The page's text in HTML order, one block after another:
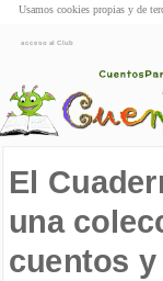
acceso al Club
El
una
cuentos
Usamos cookies propias y de